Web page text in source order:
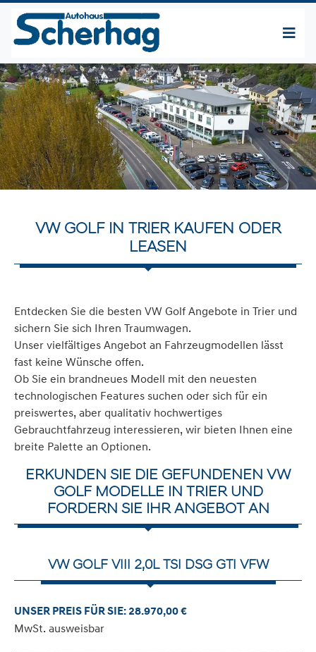
VW GOLF IN TRIER KAUFEN ODER
LEASEN
Entdecken Sie die besten VW Golf Angebote in Trier und
sichern Sie sich Ihren Traumwagen.
Unser vielfältiges Angebot an Fahrzeugmodellen lässt
fast keine Wünsche offen.
Ob Sie ein brandneues Modell mit den neuesten
technologischen Features suchen oder sich für ein
preiswertes, aber qualitativ hochwertiges
Gebrauchtfahrzeug interessieren, wir bieten Ihnen eine
breite Palette an Optionen.
ERKUNDEN SIE DIE GEFUNDENEN VW
GOLF MODELLE IN TRIER UND
FORDERN SIE IHR ANGEBOT AN
VW GOLF VIII 2,0L TSI DSG GTI VFW
UNSER PREIS FÜR SIE: 28.970,00 €
MwSt. ausweisbar